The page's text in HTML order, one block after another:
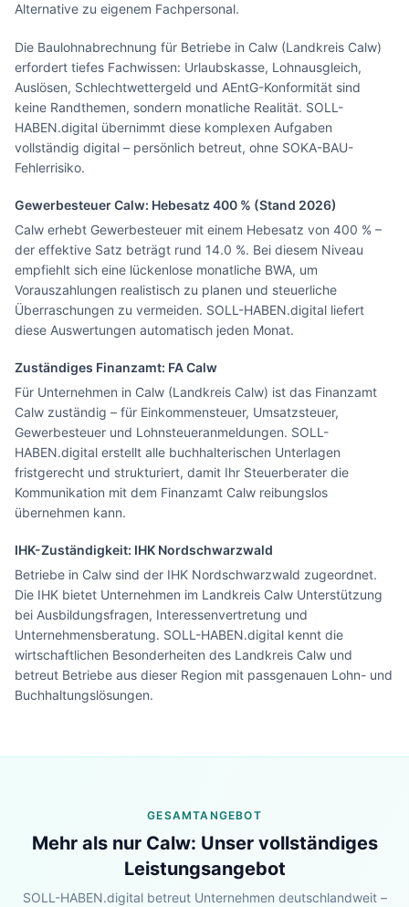
Alternative zu eigenem Fachpersonal.
Die Baulohnabrechnung für Betriebe in Calw (Landkreis Calw)
erfordert tiefes Fachwissen: Urlaubskasse, Lohnausgleich,
Auslösen, Schlechtwettergeld und AEntG-Konformität sind
keine Randthemen, sondern monatliche Realität. SOLL-
HABEN.digital übernimmt diese komplexen Aufgaben
vollständig digital – persönlich betreut, ohne SOKA-BAU-
Fehlerrisiko.
GewerbesteuerCalw: Hebesatz 400 % (Stand 2026)
Calw erhebt Gewerbesteuer mit einem Hebesatz von 400 % –
der effektive Satz beträgt rund 14.0 %. Bei diesem Niveau
empfiehlt sich eine lückenlose monatliche BWA, um
Vorauszahlungen realistisch zu planen und steuerliche
Überraschungen zu vermeiden. SOLL-HABEN.digital liefert
diese Auswertungen automatisch jeden Monat.
Zuständiges Finanzamt: FACalw
Für Unternehmen in Calw (Landkreis Calw) ist das Finanzamt
Calw zuständig – für Einkommensteuer, Umsatzsteuer,
Gewerbesteuer und Lohnsteueranmeldungen. SOLL-
HABEN.digital erstellt alle buchhalterischen Unterlagen
fristgerecht und strukturiert, damit Ihr Steuerberater die
Kommunikation mit dem Finanzamt Calw reibungslos
übernehmen kann.
IHK-Zuständigkeit: IHK Nordschwarzwald
Betriebe in Calw sind der IHK Nordschwarzwald zugeordnet.
Die IHK bietet Unternehmen im Landkreis Calw Unterstützung
bei Ausbildungsfragen, Interessenvertretung und
Unternehmensberatung. SOLL-HABEN.digital kennt die
wirtschaftlichen Besonderheiten des Landkreis Calw und
betreut Betriebe aus dieser Region mit passgenauen Lohn- und
Buchhaltungslösungen.
GESAMTANGEBOT
Mehr als nur Calw: Unser vollständiges
Leistungsangebot
SOLL-HABEN.digital betreut Unternehmen deutschlandweit –